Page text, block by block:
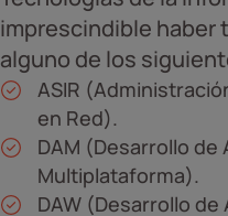
imprescindible haber
alguno de los
ASIR
en Red).
DAM (Desarrollo de
Multiplataforma).
DAW (Desarrollo